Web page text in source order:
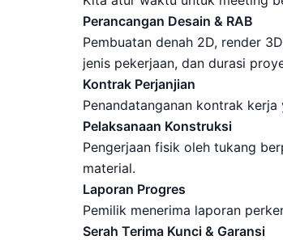
Perancangan Desain & RAB
Pembuatan denah 2D, render
jenis pekerjaan, dan durasi
Kontrak Perjanjian
Penandatanganan kontrak
Pelaksanaan Konstruksi
Pengerjaan fisik oleh tukang
material.
Laporan Progres
Pemilik menerima laporan
Serah Terima Kunci & Garansi